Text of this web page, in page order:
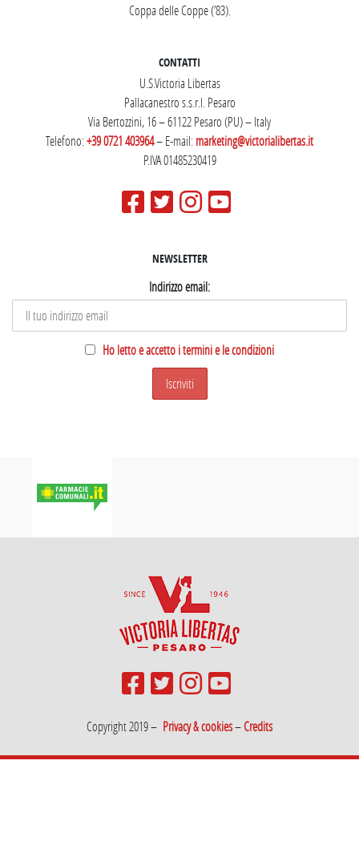
Coppa delle Coppe (’83).
CONTATTI
U.S.Victoria Libertas
Pallacanestro s.s.r.l. Pesaro
Via Bertozzini, 16 – 61122 Pesaro (PU) – Italy
Telefono:+39 0721 403964– E-mail:marketing@victorialibertas.it
P.IVA 01485230419
NEWSLETTER
Indirizzo email:
Ho letto e accetto i termini e le condizioni
Copyright 2019 – Privacy & cookies–Credits